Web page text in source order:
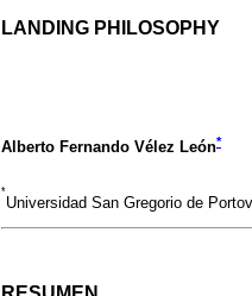
LANDING PHILOSOPHY
Alberto Fernando Vélez León*
*
Universidad San Gregorio de